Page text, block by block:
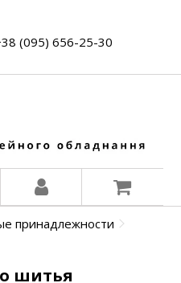
(095) 656-25-30
принадлежности
шитья